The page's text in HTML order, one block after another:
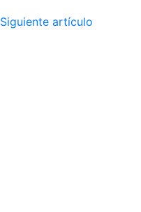
Siguiente artículo